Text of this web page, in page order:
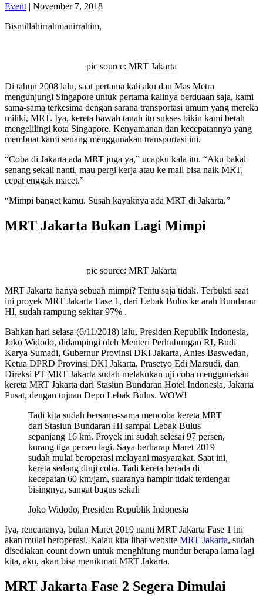
Event | November 7, 2018
Bismillahirrahmanirrahim,
pic source: MRT Jakarta
Di tahun 2008 lalu, saat pertama kali aku dan Mas Metra
mengunjungi Singapore untuk pertama kalinya berduaan saja, kami
sama-sama terkesima dengan sarana transportasi umum yang mereka
miliki, MRT. Iya, kereta bawah tanah itu sukses bikin kami betah
mengelilingi kota Singapore. Kenyamanan dan kecepatannya yang
membuat kami senang menggunakan transportasi ini.
“Coba di Jakarta ada MRT juga ya,” ucapku kala itu. “Aku bakal
senang sekali nanti, mau pergi kerja atau ke mall bisa naik MRT,
cepat enggak macet.”
“Mimpi banget kamu. Susah kayaknya ada MRT di Jakarta.”
MRT Jakarta Bukan Lagi Mimpi
pic source: MRT Jakarta
MRT Jakarta hanya sebuah mimpi? Tentu saja tidak. Terbukti saat
ini proyek MRT Jakarta Fase 1, dari Lebak Bulus ke arah Bundaran
HI, sudah rampung sekitar 97% .
Bahkan hari selasa (6/11/2018) lalu, Presiden Republik Indonesia,
Joko Widodo, didampingi oleh Menteri Perhubungan RI, Budi
Karya Sumadi, Gubernur Provinsi DKI Jakarta, Anies Baswedan,
Ketua DPRD Provinsi DKI Jakarta, Prasetyo Edi Marsudi, dan
Direksi PT MRT Jakarta sudah melakukan uji coba menggunakan
kereta MRT Jakarta dari Stasiun Bundaran Hotel Indonesia, Jakarta
Pusat, dengan tujuan Depo Lebak Bulus. WOW!
Tadi kita sudah bersama-sama mencoba kereta MRT
dari Stasiun Bundaran HI sampai Lebak Bulus
sepanjang 16 km. Proyek ini sudah selesai 97 persen,
kurang tiga persen lagi. Saya berharap Maret 2019
sudah mulai beroperasi melayani masyarakat. Saat ini,
kereta sedang diuji coba. Tadi kereta berada di
kecepatan 60 km/jam, suaranya hampir tidak terdengar
bisingnya, sangat bagus sekali
Joko Widodo, Presiden Republik Indonesia
Iya, rencananya, bulan Maret 2019 nanti MRT Jakarta Fase 1 ini
akan mulai beroperasi. Kalau kita lihat website MRT Jakarta, sudah
disediakan count down untuk menghitung mundur berapa lama lagi
kita, aku, akan bisa menikmati MRT Jakarta.
MRT Jakarta Fase 2 Segera Dimulai